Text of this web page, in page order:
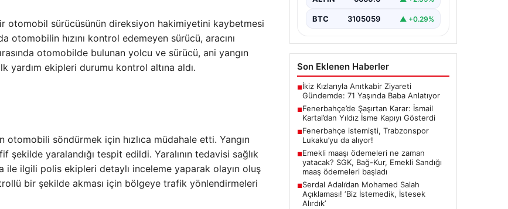
otomobil sürücüsünün direksiyon hakimiyetini kaybetmesi
otomobilin hızını kontrol edemeyen sürücü, aracını
otomobilde bulunan yolcu ve sürücü, ani yangın
yardım ekipleri durumu kontrol altına aldı.
söndürmek için hızlıca müdahale etti. Yangın
şekilde yaralandığı tespit edildi. Yaralının tedavisi sağlık
ilgili polis ekipleri detaylı inceleme yaparak olayın oluş
bir şekilde akması için bölgeye trafik yönlendirmeleri
önemli bir değişiklik…
BTC 3105059 ▲ +0.29%
Son Eklenen Haberler
■İkiz Kızlarıyla Anıtkabir Ziyareti
Gündemde: 71 Yaşında Baba Anlatıyor
■Fenerbahçe’de Şaşırtan Karar: İsmail
Kartal’dan Yıldız İsme Kapıyı Gösterdi
■Fenerbahçe istemişti, Trabzonspor
Lukaku’yu da alıyor!
■Emekli maaşı ödemeleri ne zaman
yatacak? SGK, Bağ-Kur, Emekli Sandığı
maaş ödemeleri başladı
■Serdal Adalı’dan Mohamed Salah
Açıklaması! ‘Biz İstemedik, İstesek
Alırdık’